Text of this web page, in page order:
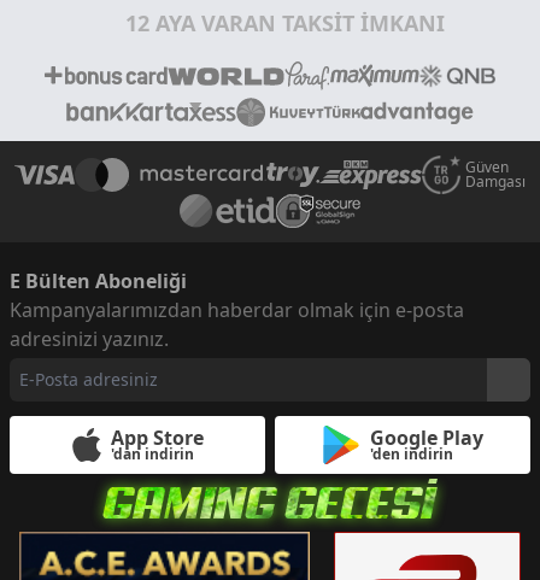
12 AYA VARAN TAKSİT İMKANI
Güven
Damgası
E Bülten Aboneliği
Kampanyalarımızdan haberdar olmak için e-posta
adresinizi yazınız.
App Store
'dan indirin
Google Play
'den indirin